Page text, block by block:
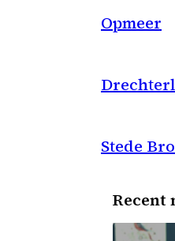
Opmeer
Stede
Recent